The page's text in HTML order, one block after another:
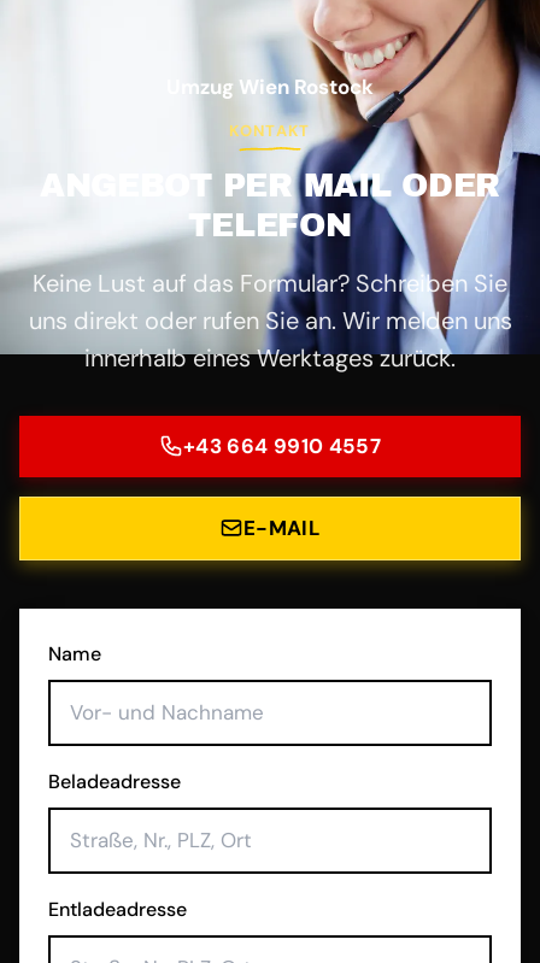
Umzug Wien Rostock
KONTAKT
ANGEBOT PER MAIL ODER
TELEFON
Keine Lust auf das Formular? Schreiben Sie
uns direkt oder rufen Sie an. Wir melden uns
innerhalb eines Werktages zurück.
+43 664 9910 4557
E-MAIL
Name
Beladeadresse
Entladeadresse